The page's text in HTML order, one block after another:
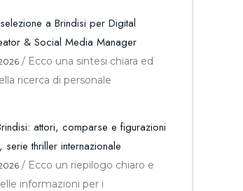
a Brindisi per Digital
& Social Media Manager
/ Ecco una sintesi chiara ed
ricerca di personale
attori, comparse e figurazioni
serie thriller internazionale
/ Ecco un riepilogo chiaro e
informazioni per i